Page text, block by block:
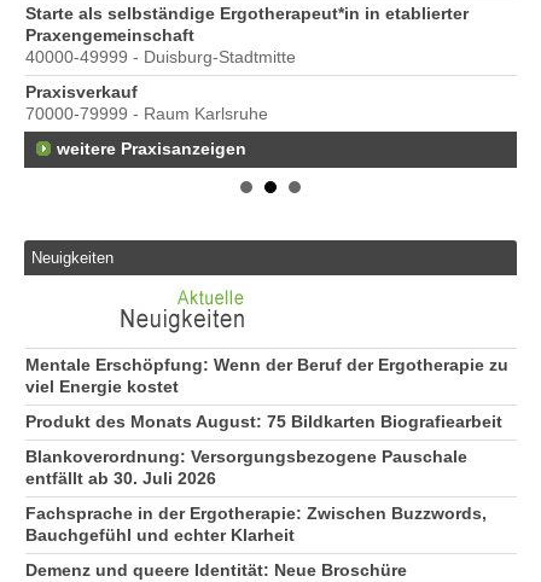
Starte als selbständige Ergotherapeut*in in etablierter
Praxengemeinschaft
40000-49999 - Duisburg-Stadtmitte
Praxisverkauf
70000-79999 - Raum Karlsruhe
weitere Praxisanzeigen
Neuigkeiten
Mentale Erschöpfung: Wenn der Beruf der Ergotherapie zu
viel Energie kostet
Produkt des Monats August: 75 Bildkarten Biografiearbeit
Blankoverordnung: Versorgungsbezogene Pauschale
entfällt ab 30. Juli 2026
Fachsprache in der Ergotherapie: Zwischen Buzzwords,
Bauchgefühl und echter Klarheit
Demenz und queere Identität: Neue Broschüre